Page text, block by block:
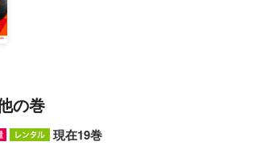
の巻
現在19巻